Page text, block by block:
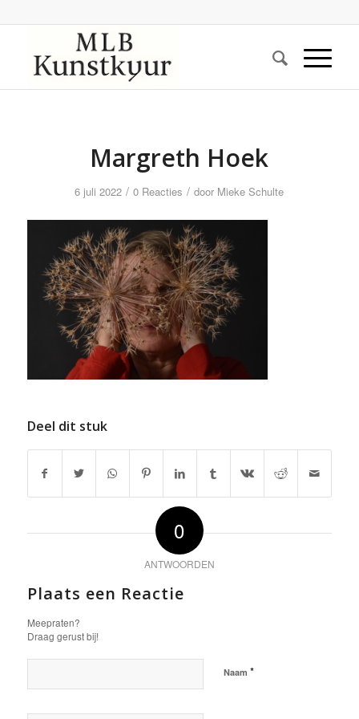
Margreth Hoek
6 juli 2022 / 0 Reacties / door Mieke Schulte
Deel dit stuk
0
ANTWOORDEN
Plaats een Reactie
Meepraten?
Draag gerust bij!
Naam *